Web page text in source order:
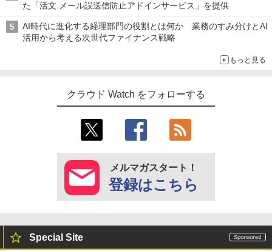
た「活文 メール誤送信防止アドインサービス」を提供
AI時代に進化する経理部門の役割とは何か 業務のすみ分けとAI
活用から考える次世代ファイナンス戦略
もっと見る
クラウド Watch をフォローする
メルマガスタート！
登録はこちら
Special Site